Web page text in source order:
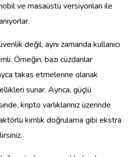
ve masaüstü versiyonları ile
değil, aynı zamanda kullanıcı
Örneğin, bazı cüzdanlar
takas etmelerine olanak
sunar. Ayrıca, güçlü
kripto varlıklarınız üzerinde
kimlik doğrulama gibi ekstra